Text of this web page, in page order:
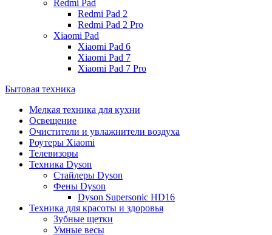
Redmi Pad
Redmi Pad 2
Redmi Pad 2 Pro
Xiaomi Pad
Xiaomi Pad 6
Xiaomi Pad 7
Xiaomi Pad 7 Pro
Бытовая техника
Мелкая техника для кухни
Освещение
Очистители и увлажнители воздуха
Роутеры Xiaomi
Телевизоры
Техника Dyson
Стайлеры Dyson
Фены Dyson
Dyson Supersonic HD16
Техника для красоты и здоровья
Зубные щетки
Умные весы